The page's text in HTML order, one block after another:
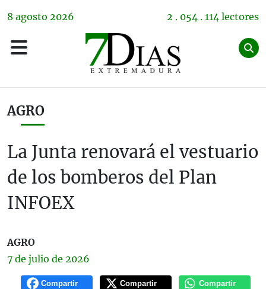
8 agosto 2026 2 . 054 . 114 lectores
AGRO
La Junta renovará el vestuario
de los bomberos del Plan
INFOEX
AGRO
7 de julio de 2026
Compartir Compartir Compartir